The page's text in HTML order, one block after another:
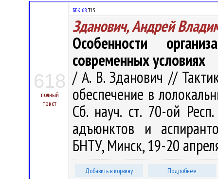
618
полный
текст
ББК 68.Т15
Зданович, Андрей
Особенности
современных условиях
/ А. В. Зданович //
обеспечение в
Сб. науч. ст. 70-ой
адъюнктов и
БНТУ, Минск, 19-20
Добавить в корзину Подробнее